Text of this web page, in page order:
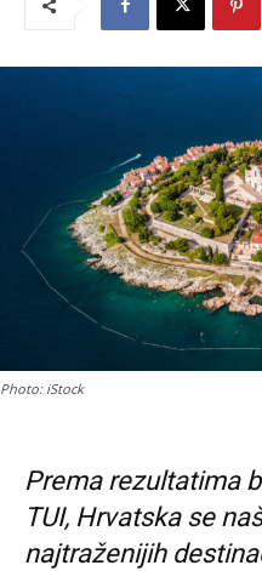
Photo: iStock
Prema rezultatima
TUI, Hrvatska se
najtraženijih